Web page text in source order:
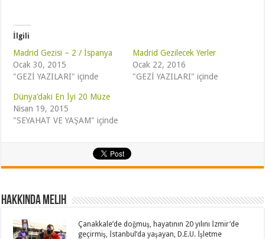
İlgili
Madrid Gezisi – 2 / İspanya
Ocak 30, 2015
"GEZİ YAZILARI" içinde
Madrid Gezilecek Yerler
Ocak 22, 2016
"GEZİ YAZILARI" içinde
Dünya’daki En İyi 20 Müze
Nisan 19, 2015
"SEYAHAT VE YAŞAM" içinde
Hakkında Melih
Çanakkale’de doğmuş, hayatının 20 yılını İzmir’de
geçirmiş, İstanbul’da yaşayan, D.E.U. İşletme